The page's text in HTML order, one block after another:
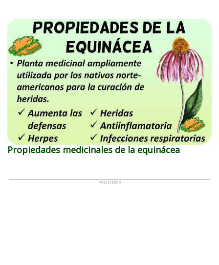
Propiedades medicinales de la equinácea